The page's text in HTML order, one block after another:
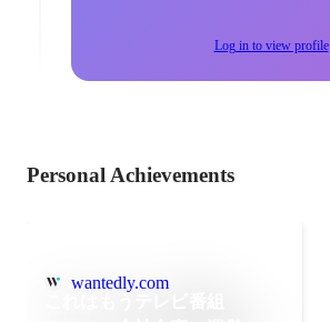
Log in to view profile
Personal Achievements
wantedly.com